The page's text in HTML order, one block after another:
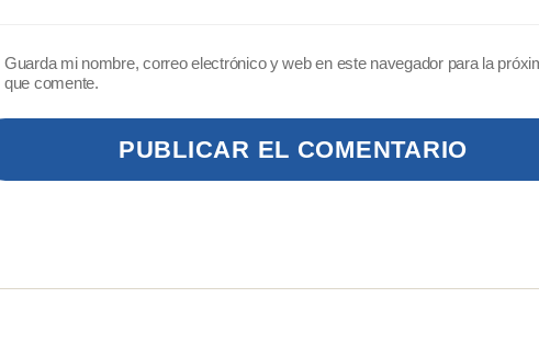
Guarda mi nombre, correo electrónico y web en este navegador para la
que comente.